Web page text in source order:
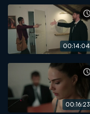
00:14:04
00:16:23